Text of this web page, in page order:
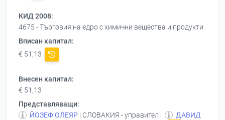
КИД 2008:
4675 - Търговия на едро с химични вещества и продукти
Вписан капитал:
€ 51,13
Внесен капитал:
€ 51,13
Представляващи:
ЙОЗЕФ ОЛЕЯР | СЛОВАКИЯ - управител |
ДАВИД